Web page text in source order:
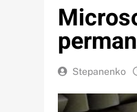
Stepanenko